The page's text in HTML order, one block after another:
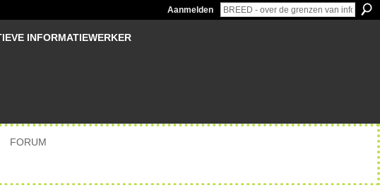
Aanmelden
INFORMATIEWERKER
FORUM